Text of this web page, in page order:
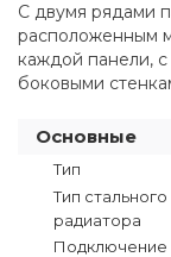
С двумя рядами
расположенным
каждой панели,
боковыми
Основные
Тип
Тип стального
радиатора
Подключение